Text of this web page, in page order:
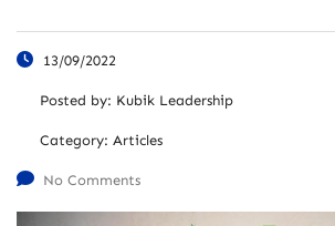
13/09/2022
Posted by: Kubik Leadership
Category: Articles
No Comments